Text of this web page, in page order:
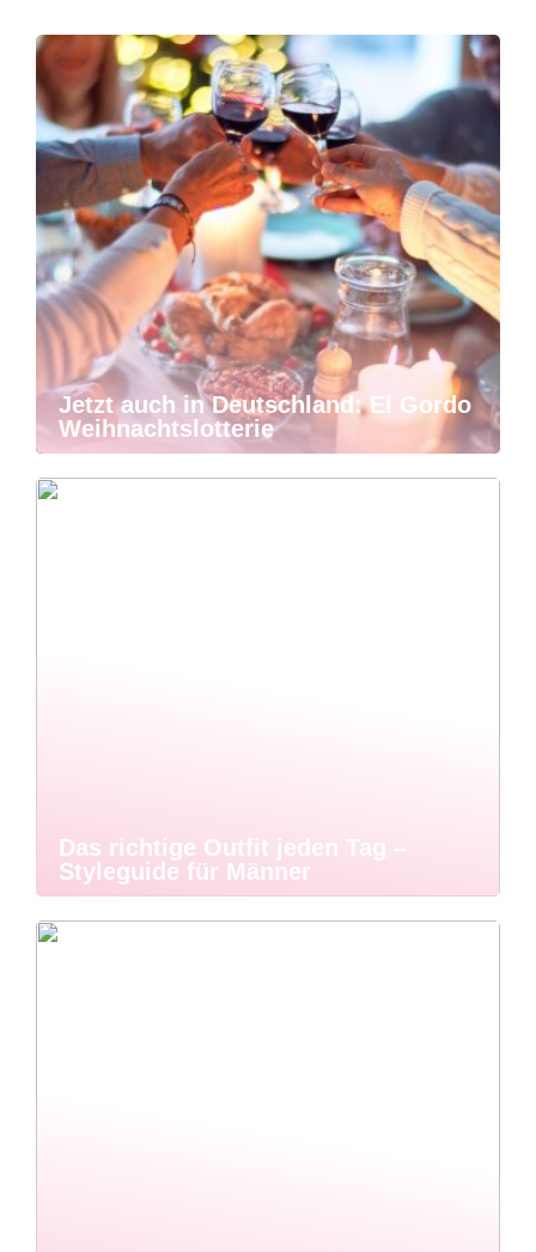
Jetzt auch in Deutschland: El Gordo
Weihnachtslotterie
Das richtige Outfit jeden Tag –
Styleguide für Männer